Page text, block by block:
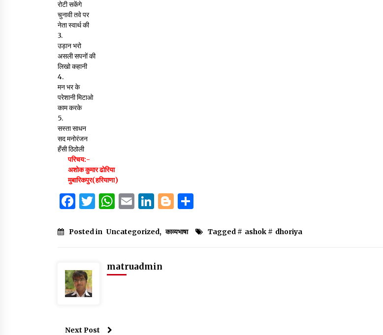
रोटी सकेंगे
चुनावी तवे पर
नेता स्वार्थ की
3.
उड़ान भरो
असली सपनों की
लिखो कहानी
4.
मन भर के
परेशानी मिटाओ
काम करके
5.
सस्ता साधन
सद मनोरंजन
हँसी ठिठोली
परिचय:-
अशोक कुमार ढोरिया
मुबारिकपुर(हरियाणा)
F
c
o
o
T
it
W
at
A
p
E
ai
Li
k
dI
B
g ar
Posted in Uncategorized, काव्यभाषा Tagged # ashok # dhoriya
matruadmin
Next Post